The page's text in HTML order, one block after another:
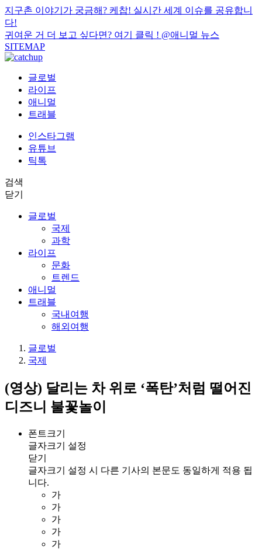
지구촌 이야기가 궁금해? 케찹! 실시간 세계 이슈를 공유합니
다!
귀여운 거 더 보고 싶다면? 여기 클릭 ! @애니멀 뉴스
SITEMAP
글로벌
라이프
애니멀
트래블
인스타그램
유튜브
틱톡
검색
닫기
글로벌
국제
과학
라이프
문화
트렌드
애니멀
트래블
국내여행
해외여행
글로벌
국제
(영상) 달리는 차 위로 ‘폭탄’처럼 떨어진
디즈니 불꽃놀이
폰트크기
글자크기 설정
닫기
글자크기 설정 시 다른 기사의 본문도 동일하게 적용 됩
니다.
가
가
가
가
가